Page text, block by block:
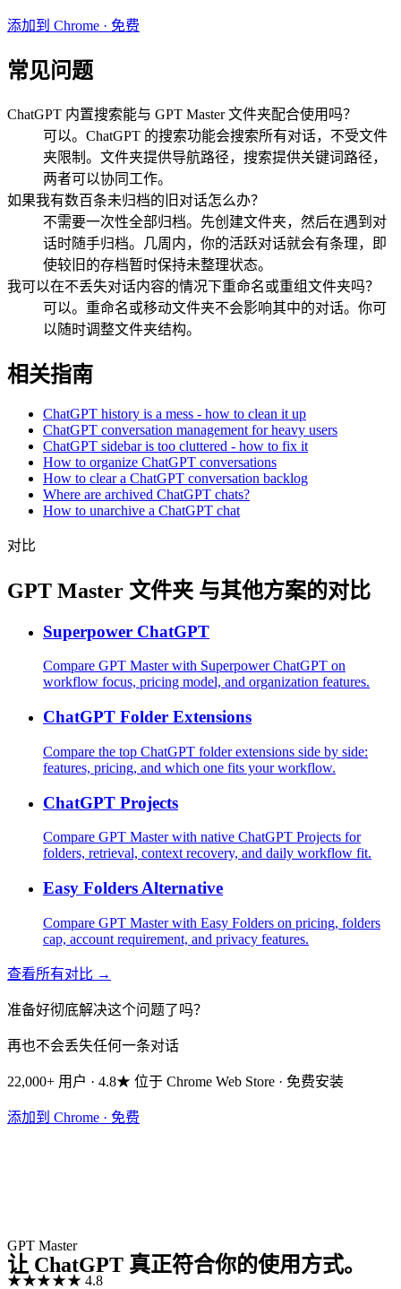
添加到 Chrome · 免费
常见问题
ChatGPT 内置搜索能与 GPT Master 文件夹配合使用吗？
可以。ChatGPT 的搜索功能会搜索所有对话，不受文件
夹限制。文件夹提供导航路径，搜索提供关键词路径，
两者可以协同工作。
如果我有数百条未归档的旧对话怎么办？
不需要一次性全部归档。先创建文件夹，然后在遇到对
话时随手归档。几周内，你的活跃对话就会有条理，即
使较旧的存档暂时保持未整理状态。
我可以在不丢失对话内容的情况下重命名或重组文件夹吗？
可以。重命名或移动文件夹不会影响其中的对话。你可
以随时调整文件夹结构。
相关指南
ChatGPT history is a mess - how to clean it up
ChatGPT conversation management for heavy users
ChatGPT sidebar is too cluttered - how to fix it
How to organize ChatGPT conversations
How to clear a ChatGPT conversation backlog
Where are archived ChatGPT chats?
How to unarchive a ChatGPT chat
对比
GPT Master 文件夹 与其他方案的对比
Superpower ChatGPT
Compare GPT Master with Superpower ChatGPT on
workflow focus, pricing model, and organization features.
ChatGPT Folder Extensions
Compare the top ChatGPT folder extensions side by side:
features, pricing, and which one fits your workflow.
ChatGPT Projects
Compare GPT Master with native ChatGPT Projects for
folders, retrieval, context recovery, and daily workflow fit.
Easy Folders Alternative
Compare GPT Master with Easy Folders on pricing, folders
cap, account requirement, and privacy features.
查看所有对比 →
准备好彻底解决这个问题了吗？
再也不会丢失任何一条对话
22,000+ 用户 · 4.8★ 位于 Chrome Web Store · 免费安装
添加到 Chrome · 免费
GPT Master
★★★★★ 4.8
让 ChatGPT 真正符合你的使用方式。